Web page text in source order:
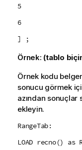
5
6
] ;
Örnek: (tablo
Örnek kodu
sonucu görmek
azından sonuçlar
ekleyin.
RangeTab:
LOAD recno() as